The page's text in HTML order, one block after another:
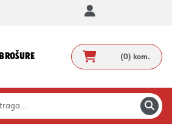
BROŠURE (0) kom.